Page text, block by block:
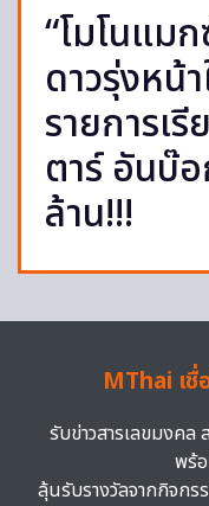
“โมโนแม
ดาวรุ่งหน้
รายการเ
ตาร์ อันบ๊
ล้าน!!!
MThai เชื่
รับข่าวสารเลขมงคล
พร้
ลุ้นรับรางวัลจากกิจกร